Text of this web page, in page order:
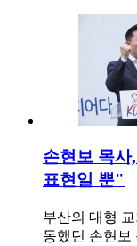
손현보 목
표현일 뿐"
부산의 대형
동했던 손현보